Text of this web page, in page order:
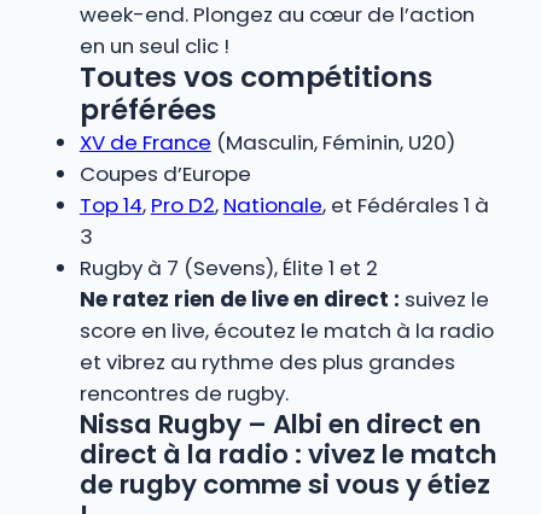
week-end. Plongez au cœur de l’action
en un seul clic !
Toutes vos compétitions
préférées
XV de France (Masculin, Féminin, U20)
Coupes d’Europe
Top 14, Pro D2, Nationale, et Fédérales 1 à
3
Rugby à 7 (Sevens), Élite 1 et 2
Ne ratez rien de live en direct : suivez le
score en live, écoutez le match à la radio
et vibrez au rythme des plus grandes
rencontres de rugby.
Nissa Rugby – Albi en direct en
direct à la radio : vivez le match
de rugby comme si vous y étiez